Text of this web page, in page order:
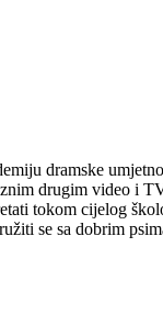
dramske
drugim video i
tokom cijelog
se sa dobrim